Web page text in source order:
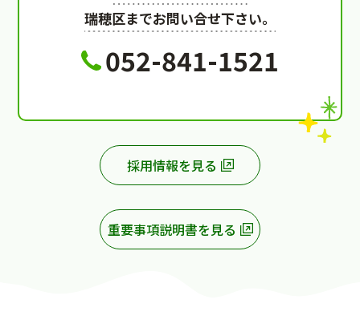
瑞穂区までお問い合せ下さい。
052-841-1521
採用情報を見る
重要事項説明書を見る